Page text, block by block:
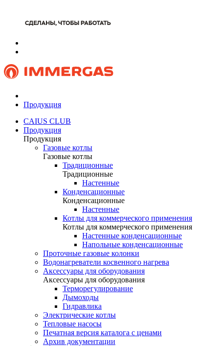
Продукция
CAIUS CLUB
Продукция
Продукция
Газовые котлы
Газовые котлы
Традиционные
Традиционные
Настенные
Конденсационные
Конденсационные
Настенные
Котлы для коммерческого применения
Котлы для коммерческого применения
Настенные конденсационные
Напольные конденсационные
Проточные газовые колонки
Водонагреватели косвенного нагрева
Аксессуары для оборудования
Аксессуары для оборудования
Терморегулирование
Дымоходы
Гидравлика
Электрические котлы
Тепловые насосы
Печатная версия каталога с ценами
Архив документации